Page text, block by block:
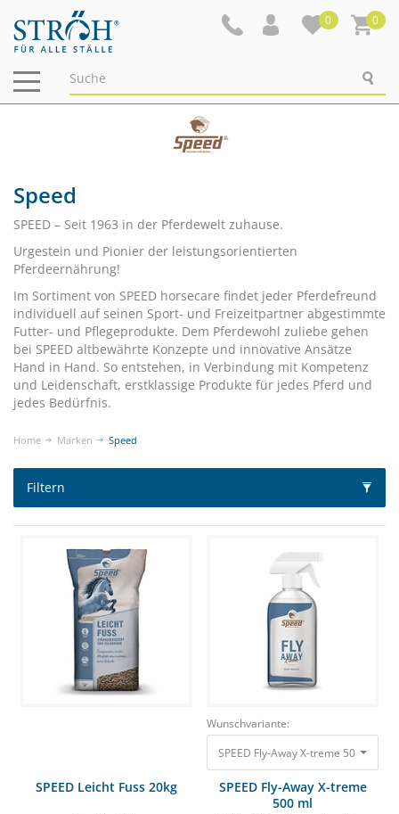
0 0
Navigation
ein-/ausblenden
Speed
SPEED – Seit 1963 in der Pferdewelt zuhause.
Urgestein und Pionier der leistungsorientierten
Pferdeernährung!
Im Sortiment von SPEED horsecare findet jeder Pferdefreund
individuell auf seinen Sport- und Freizeitpartner abgestimmte
Futter- und Pflegeprodukte. Dem Pferdewohl zuliebe gehen
bei SPEED altbewährte Konzepte und innovative Ansätze
Hand in Hand. So entstehen, in Verbindung mit Kompetenz
und Leidenschaft, erstklassige Produkte für jedes Pferd und
jedes Bedürfnis.
Home Marken Speed
Filtern
SPEED Leicht Fuss 20kg
Wunschvariante:
SPEED Fly-Away X-treme 500 ml
SPEED Fly-Away X-treme
500 ml